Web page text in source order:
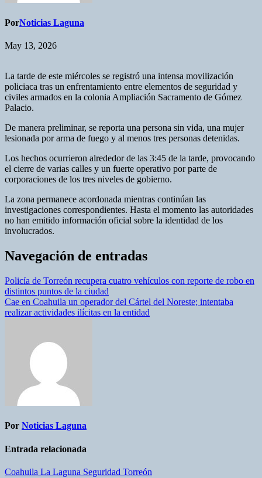
PorNoticias Laguna
May 13, 2026
La tarde de este miércoles se registró una intensa movilización
policiaca tras un enfrentamiento entre elementos de seguridad y
civiles armados en la colonia Ampliación Sacramento de Gómez
Palacio.
De manera preliminar, se reporta una persona sin vida, una mujer
lesionada por arma de fuego y al menos tres personas detenidas.
Los hechos ocurrieron alrededor de las 3:45 de la tarde, provocando
el cierre de varias calles y un fuerte operativo por parte de
corporaciones de los tres niveles de gobierno.
La zona permanece acordonada mientras continúan las
investigaciones correspondientes. Hasta el momento las autoridades
no han emitido información oficial sobre la identidad de los
involucrados.
Navegación de entradas
Policía de Torreón recupera cuatro vehículos con reporte de robo en
distintos puntos de la ciudad
Cae en Coahuila un operador del Cártel del Noreste; intentaba
realizar actividades ilícitas en la entidad
Por Noticias Laguna
Entrada relacionada
Coahuila La Laguna Seguridad Torreón